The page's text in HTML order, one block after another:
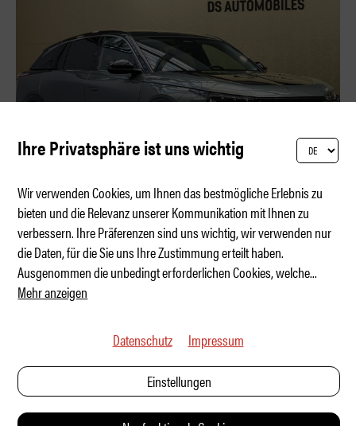
DS N°7 - Die neue Haute Volée
Ihre Privatsphäre ist uns wichtig
Wir verwenden Cookies, um Ihnen das bestmögliche Erlebnis zu
bieten und die Relevanz unserer Kommunikation mit Ihnen zu
verbessern. Ihre Präferenzen sind uns wichtig, wir verwenden nur
die Daten, für die Sie uns Ihre Zustimmung erteilt haben.
Ausgenommen die unbedingt erforderlichen Cookies, welche...
Mehr anzeigen
Datenschutz Impressum
Einstellungen